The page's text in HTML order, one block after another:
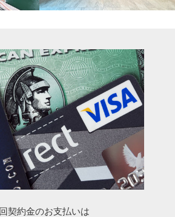
契約金のお支払いは